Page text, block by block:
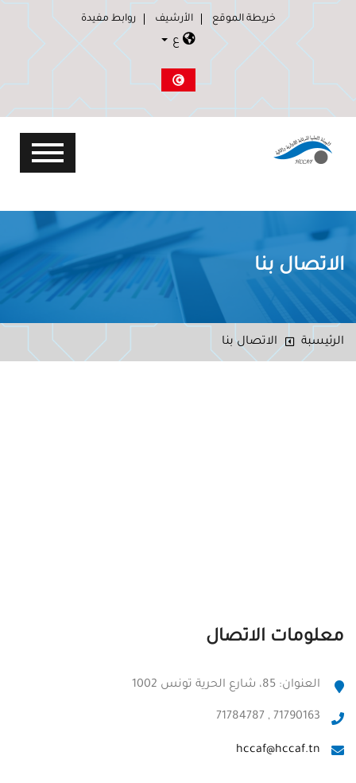
خريطة الموقع الأرشيف روابط مفيدة
ع
الاتصال بنا
الرئيسبة الاتصال بنا
معلومات الاتصال
العنوان: 85، شارع الحرية تونس 1002
71790163 , 71784787
hccaf@hccaf.tn